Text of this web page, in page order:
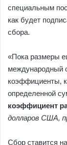
специальным
как будет
сбора.
«Пока размеры
международный
коэффициенты,
определенной
коэффициент
долларов США,
Сбор ставится